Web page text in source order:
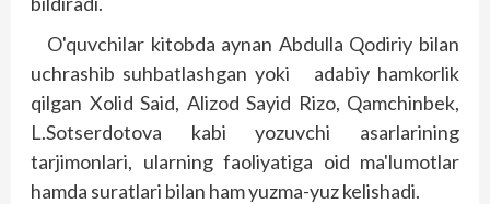
O'quvchilar kitobda aynan Abdulla Qodiriy bilan
uchrashib suhbatlashgan yoki adabiy hamkorlik
qilgan Xolid Said, Alizod Sayid Rizo, Qamchinbek,
L.Sotserdotova kabi yozuvchi asarlarining
tarjimonlari, ularning faoliyatiga oid ma'lumotlar
hamda suratlari bilan ham yuzma-yuz kelishadi.